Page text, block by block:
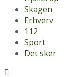
Skagen
Erhverv
112
Sport
Det sker